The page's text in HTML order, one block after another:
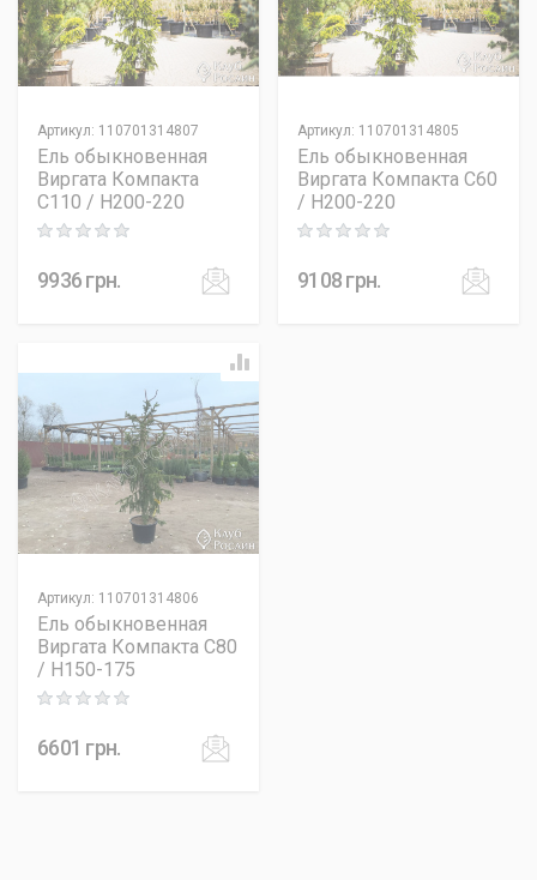
Артикул: 110701314807
Ель обыкновенная
Виргата Компакта
C110 / H200-220
Rating: 0 out of 5
9936грн.
Артикул: 110701314805
Ель обыкновенная
Виргата Компакта C60
/ H200-220
Rating: 0 out of 5
9108грн.
Артикул: 110701314806
Ель обыкновенная
Виргата Компакта C80
/ H150-175
Rating: 0 out of 5
6601 грн.